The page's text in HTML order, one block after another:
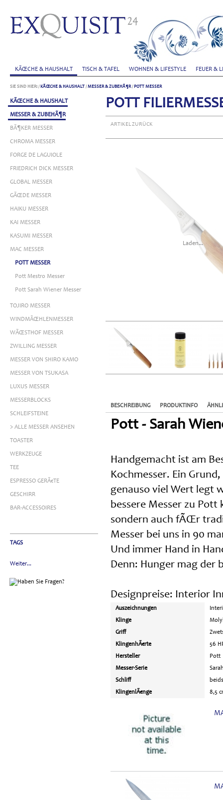
KÃŒCHE & HAUSHALT TISCH & TAFEL WOHNEN & LIFESTYLE FEUER &
SIE SIND HIER: / KÃŒCHE & HAUSHALT /MESSER & ZUBEHÃ¶R/ POTT MESSER
KÃŒCHE & HAUSHALT
MESSER & ZUBEHÃ¶R
BÃ¶KER MESSER
CHROMA MESSER
FORGE DE LAGUIOLE
FRIEDRICH DICK MESSER
GLOBAL MESSER
GÃŒDE MESSER
HAIKU MESSER
KAI MESSER
KASUMI MESSER
MAC MESSER
POTT MESSER
Pott Mestro Messer
Pott Sarah Wiener Messer
TOJIRO MESSER
WINDMÃŒHLENMESSER
WÃŒSTHOF MESSER
ZWILLING MESSER
MESSER VON SHIRO KAMO
MESSER VON TSUKASA
LUXUS MESSER
MESSERBLOCKS
SCHLEIFSTEINE
> ALLE MESSER ANSEHEN
TOASTER
WERKZEUGE
TEE
ESPRESSO GERÃ€TE
GESCHIRR
BAR-ACCESSOIRES
TAGS
Weiter...
POTT
ARTIKEL ZURÜCK
Laden...
BESCHREIBUNG PRODUKTINFO
Pott - Sarah
Handgemacht ist am
Kochmesser. Ein
genauso viel Wert legt
bessere Messer zu
sondern auch fÃŒr
Messer bei uns in 90
Und immer Hand in
Denn: Hunger mag der
Designpreise: Interior
Auszeichnungen
Klinge
Griff
KlingenhÃ€rte
56
Hersteller
Pott
Messer-Serie
Schliff
KlingenlÃ€nge
8,5